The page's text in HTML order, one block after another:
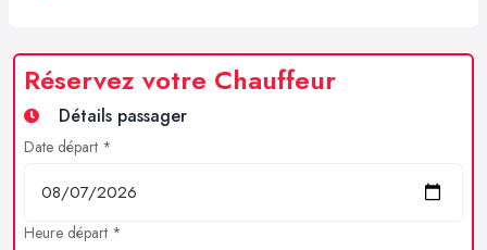
Réservez votre Chauffeur
Détails passager
Date départ *
Heure départ *